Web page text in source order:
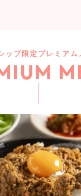
ップ限定プレミアム